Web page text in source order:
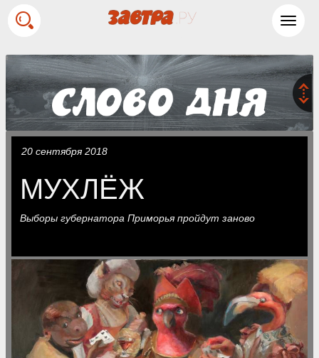
20 сентября 2018
МУХЛЁЖ
Выборы губернатора Приморья пройдут заново